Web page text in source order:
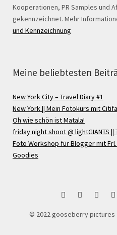
Kooperationen, PR Samples und
gekennzeichnet. Mehr
und Kennzeichnung
Meine beliebtesten
New York City – Travel Diary #1
New York || Mein Fotokurs mit
Oh wie schön ist Matala!
friday night shoot @ lightGIANTS
Foto Workshop für Blogger mit
Goodies
bloglovinInstagramFacebook
© 2022 gooseberry pictures